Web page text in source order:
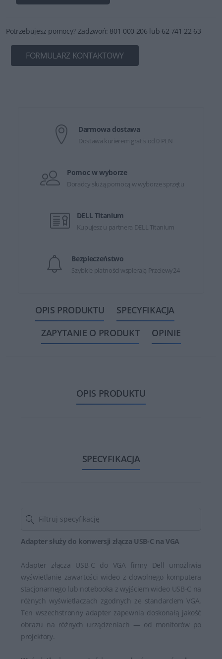
Potrzebujesz pomocy? Zadzwoń: 801 000 206 lub 62 741 22 63
FORMULARZ KONTAKTOWY
Darmowa dostawa
Dostawa kurierem gratis od 0 PLN
Pomoc w wyborze
Doradcy służą pomocą w wyborze sprzętu
DELL Titanium
Kupujesz u partnera DELL Titanium
Bezpieczeństwo
Szybkie płatności wspierają Przelewy24
OPIS PRODUKTU
SPECYFIKACJA
ZAPYTANIE O PRODUKT
OPINIE
OPIS PRODUKTU
SPECYFIKACJA
Adapter służy do konwersji złącza USB-C na VGA
Adapter złącza USB-C do VGA firmy Dell umożliwia
wyświetlanie zawartości wideo z dowolnego komputera
stacjonarnego lub notebooka z wyjściem wideo USB-C na
różnych wyświetlaczach zgodnych ze standardem VGA.
Ten wszechstronny adapter zapewnia doskonałą jakość
obrazu na różnych urządzeniach — od monitorów po
projektory.